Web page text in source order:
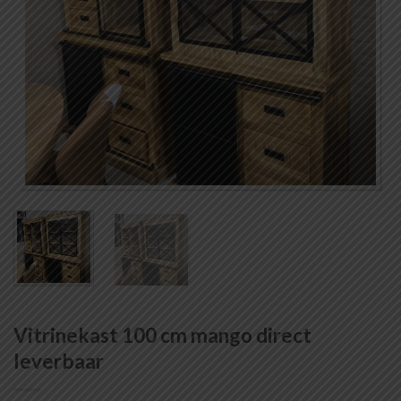
Vitrinekast 100 cm mango direct
leverbaar